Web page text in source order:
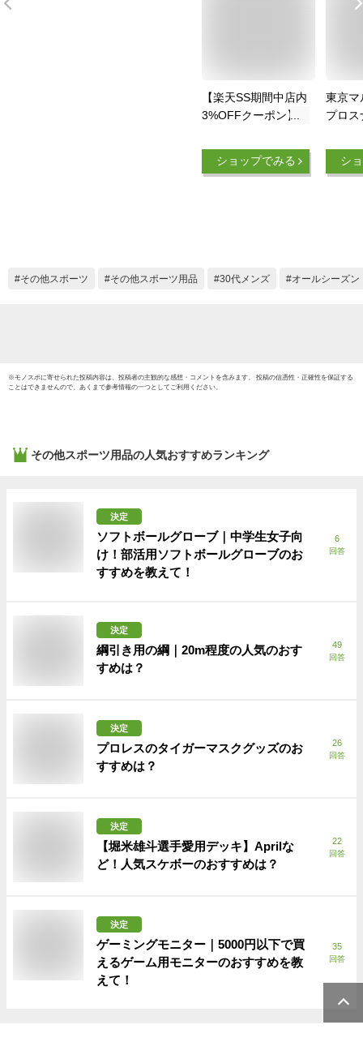
【楽天SS期間中店内
3%OFFクーポン】
京マルイ ボルトアク
ションライフル L96
ショップでみる
東京マ
プロス
ック
フル
ー 銃
シ
その他スポーツ その他スポーツ用品 30代メンズ オールシーズン
※モノスポに寄せられた投稿内容は、投稿者の主観的な感想・コメントを含みます。 投稿の信憑性・正確性を保証する
ことはできませんので、あくまで参考情報の一つとしてご利用ください。
その他スポーツ用品の人気おすすめランキング
決定
ソフトボールグローブ｜中学生女子向
け！部活用ソフトボールグローブのお
すすめを教えて！
6
回答
決定
綱引き用の綱｜20m程度の人気のおす
すめは？
49
回答
決定
プロレスのタイガーマスクグッズのお
すすめは？
26
回答
決定
【堀米雄斗選手愛用デッキ】Aprilな
ど！人気スケボーのおすすめは？
22
回答
決定
ゲーミングモニター｜5000円以下で買
えるゲーム用モニターのおすすめを教
えて！
35
回答